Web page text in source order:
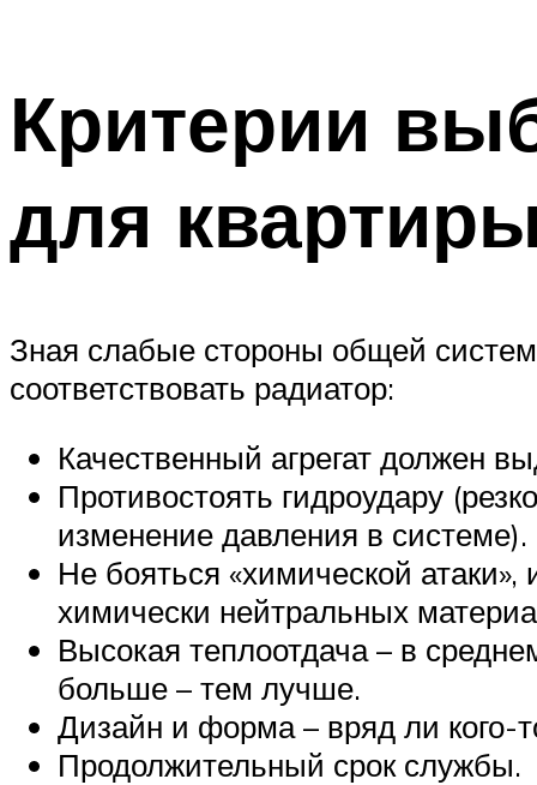
Критерии
для
Зная слабые стороны общей
соответствовать радиатор:
Качественный агрегат должен
Противостоять гидроудару
изменение давления в системе).
Не бояться «химической
химически нейтральных
Высокая теплоотдача – в
больше – тем лучше.
Дизайн и форма – вряд ли кого-
Продолжительный срок службы.